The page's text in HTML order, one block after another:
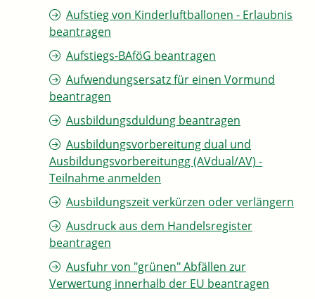
Aufstieg von Kinderluftballonen - Erlaubnis
beantragen
Aufstiegs-BAföG beantragen
Aufwendungsersatz für einen Vormund
beantragen
Ausbildungsduldung beantragen
Ausbildungsvorbereitung dual und
Ausbildungsvorbereitungg (AVdual/AV) -
Teilnahme anmelden
Ausbildungszeit verkürzen oder verlängern
Ausdruck aus dem Handelsregister
beantragen
Ausfuhr von "grünen" Abfällen zur
Verwertung innerhalb der EU beantragen